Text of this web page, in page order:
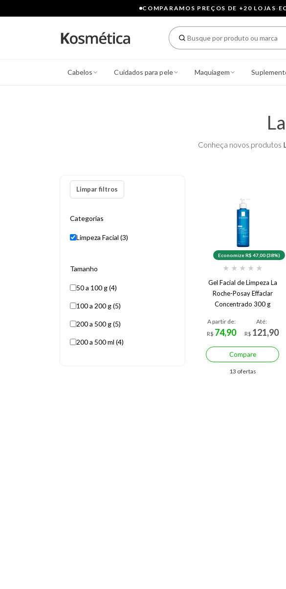
COMPARAMOS PREÇOS DE +20 LOJAS·
Cabelos Cuidados para pele Maquiagem
Conheça novos produtos
Limpar filtros
Categorias
Limpeza Facial (3)
Tamanho
50 a 100 g (4)
100 a 200 g (5)
200 a 500 g (5)
200 a 500 ml (4)
Economize R$ 47,00 (38%)
★ ★ ★ ★ ★
Gel Facial de Limpeza La
Roche-Posay Effaclar
Concentrado 300 g
A partir de:
R$ 74,90
Até:
R$ 121,90
Compare
13 ofertas